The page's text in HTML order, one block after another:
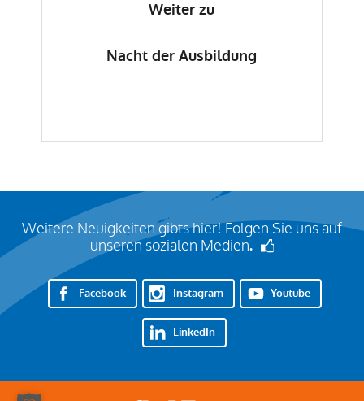
Weiter zu
Nacht der Ausbildung
Weitere Neuigkeiten gibts hier! Folgen Sie uns auf
unseren sozialen Medien.
Facebook Instagram Youtube
LinkedIn